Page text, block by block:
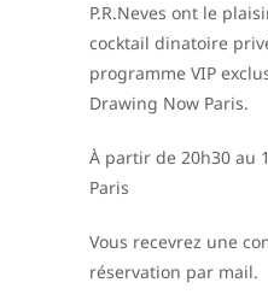
P.R.Neves ont le
cocktail dinatoire
programme VIP
Drawing Now Paris.
À partir de 20h30 au
Paris
Vous recevrez une
réservation par mail.